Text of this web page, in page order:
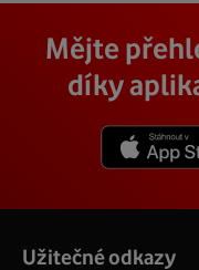
Mějte
díky
Užitečné odkazy